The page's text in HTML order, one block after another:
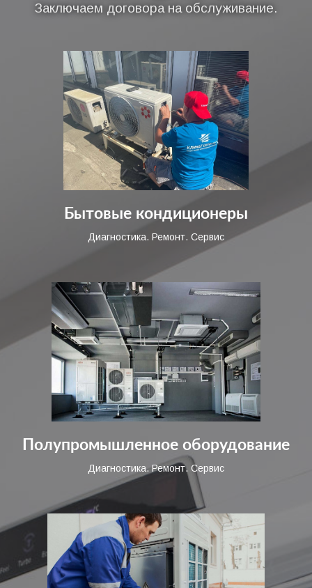
Заключаем договора на обслуживание.
Бытовые кондиционеры
Диагностика. Ремонт. Сервис
Полупромышленное оборудование
Диагностика. Ремонт. Сервис